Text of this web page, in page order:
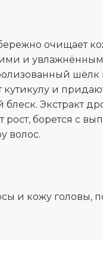
очищает
и
шёлк
и
блеск. Экстракт
рост, борется с
волос.
и кожу головы,